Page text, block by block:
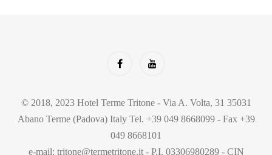
© 2018, 2023 Hotel Terme Tritone - Via A. Volta, 31 35031
Abano Terme (Padova) Italy Tel. +39 049 8668099 - Fax +39
049 8668101
e-mail: tritone@termetritone.it - P.I. 03306980289 - CIN